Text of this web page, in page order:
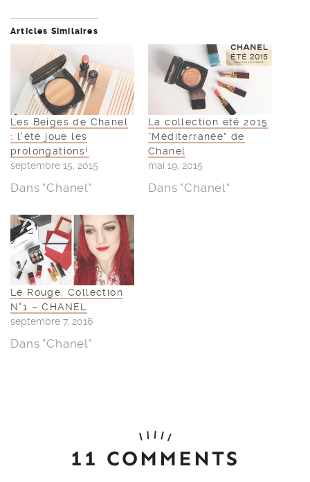
Articles Similaires
Les Beiges de Chanel
: l’été joue les
prolongations!
septembre 15, 2015
Dans "Chanel"
La collection été 2015
“Méditerranée” de
Chanel
mai 19, 2015
Dans "Chanel"
Le Rouge, Collection
N°1 – CHANEL
septembre 7, 2016
Dans "Chanel"
11 COMMENTS